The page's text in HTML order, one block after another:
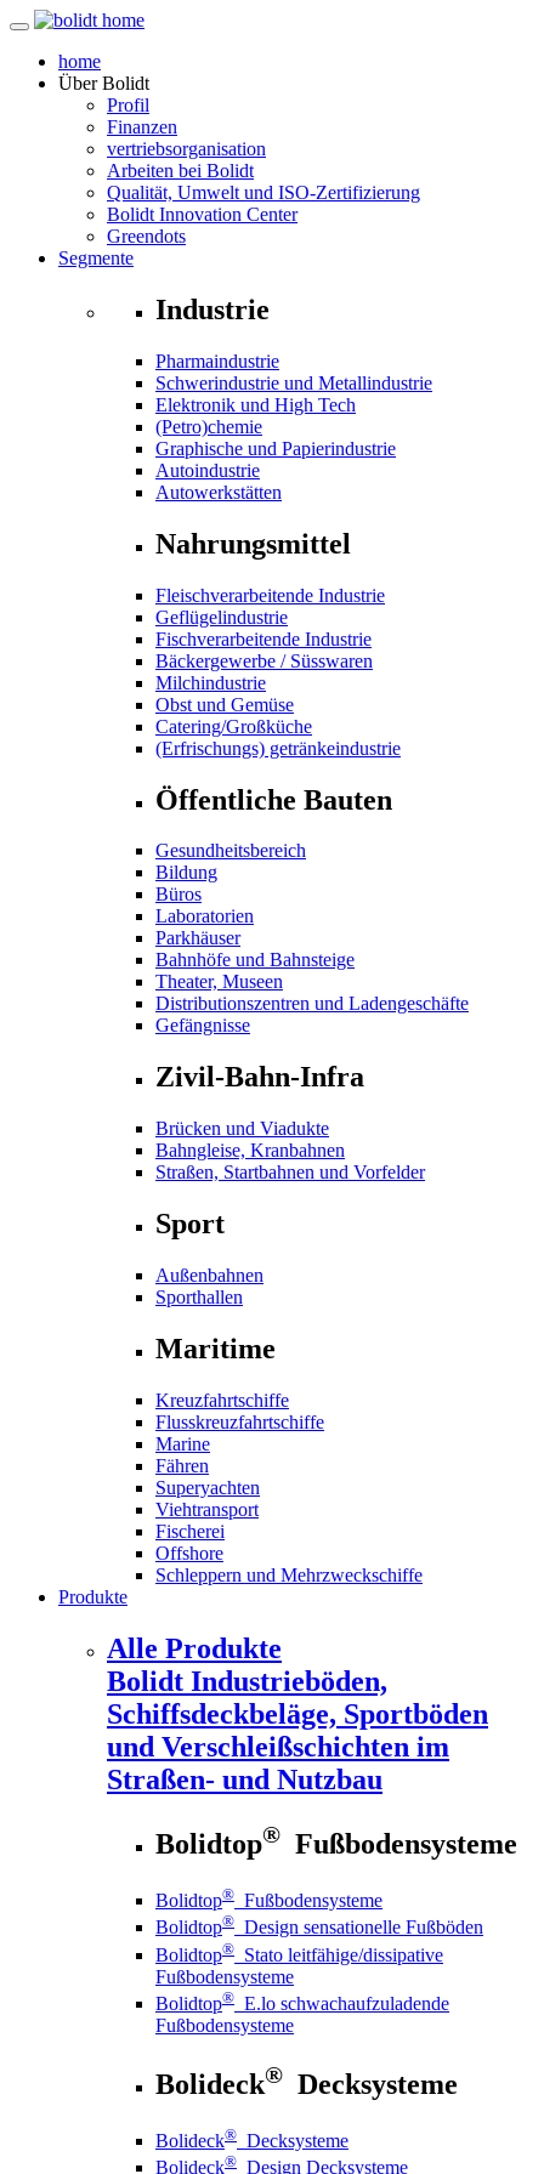
home
ÜberBolidt
Profil
Finanzen
vertriebsorganisation
Arbeiten bei Bolidt
Qualität, Umwelt und ISO-Zertifizierung
Bolidt Innovation Center
Greendots
Segmente
Industrie
Pharmaindustrie
Schwerindustrie und Metallindustrie
Elektronik und High Tech
(Petro)chemie
Graphische und Papierindustrie
Autoindustrie
Autowerkstätten
Nahrungsmittel
Fleischverarbeitende Industrie
Geflügelindustrie
Fischverarbeitende Industrie
Bäckergewerbe / Süsswaren
Milchindustrie
Obst und Gemüse
Catering/Großküche
(Erfrischungs) getränkeindustrie
Öffentliche Bauten
Gesundheitsbereich
Bildung
Büros
Laboratorien
Parkhäuser
Bahnhöfe und Bahnsteige
Theater, Museen
Distributionszentren und Ladengeschäfte
Gefängnisse
Zivil-Bahn-Infra
Brücken und Viadukte
Bahngleise, Kranbahnen
Straßen, Startbahnen und Vorfelder
Sport
Außenbahnen
Sporthallen
Maritime
Kreuzfahrtschiffe
Flusskreuzfahrtschiffe
Marine
Fähren
Superyachten
Viehtransport
Fischerei
Offshore
Schleppern und Mehrzweckschiffe
Produkte
Alle Produkte
Bolidt Industrieböden,
Schiffsdeckbeläge, Sportböden
und Verschleißschichten im
Straßen- und Nutzbau
Bolidtop® Fußbodensysteme
Bolidtop® Fußbodensysteme
Bolidtop® Design sensationelle Fußböden
Bolidtop® Stato leitfähige/dissipative
Fußbodensysteme
Bolidtop® E.lo schwachaufzuladende
Fußbodensysteme
Bolideck® Decksysteme
Bolideck® Decksysteme
Bolideck® Design Decksysteme